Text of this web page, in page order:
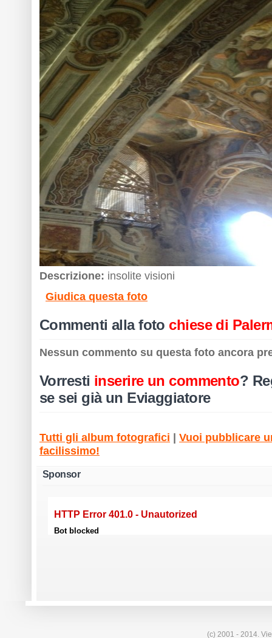
Descrizione: insolite visioni
Giudica questa foto
Commenti alla foto chiese di
Nessun commento su questa foto ancora
Vorresti inserire un commento?
se sei già un Eviaggiatore
Tutti gli album fotografici | Vuoi pubblicare
facilissimo!
Sponsor
(c) 2001 - 2014.